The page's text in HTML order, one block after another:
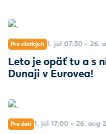
Pre všetkých 1. júl 07:30 - 26.
Leto je opäť tu a s
Dunaji v Eurovea!
Pre deti 1. júl 17:00 - 26. aug